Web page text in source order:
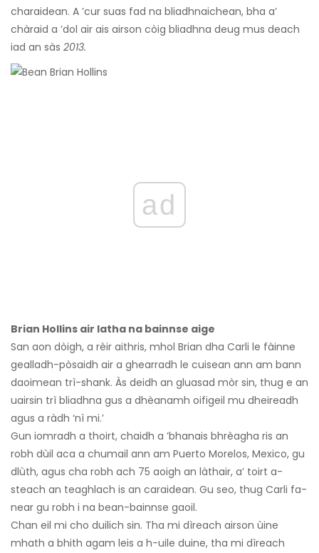
charaidean. A ’cur suas fad na bliadhnaichean, bha a’
chàraid a ’dol air ais airson còig bliadhna deug mus deach
iad an sàs 2013.
ad
Brian Hollins air latha na bainnse aige
San aon dòigh, a rèir aithris, mhol Brian dha Carli le fàinne
gealladh-pòsaidh air a ghearradh le cuisean ann am bann
daoimean trì-shank. Às deidh an gluasad mòr sin, thug e an
uairsin trì bliadhna gus a dhèanamh oifigeil mu dheireadh
agus a ràdh ‘nì mi.’
Gun iomradh a thoirt, chaidh a ’bhanais bhrèagha ris an
robh dùil aca a chumail ann am Puerto Morelos, Mexico, gu
dlùth, agus cha robh ach 75 aoigh an làthair, a’ toirt a-
steach an teaghlach is an caraidean. Gu seo, thug Carli fa-
near gu robh i na bean-bainnse gaoil.
Chan eil mi cho duilich sin. Tha mi dìreach airson ùine
mhath a bhith agam leis a h-uile duine, tha mi dìreach